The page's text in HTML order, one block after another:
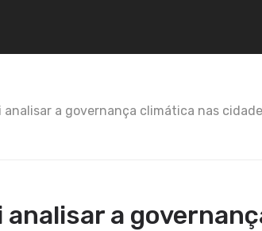
analisar a governança climática nas
analisar a